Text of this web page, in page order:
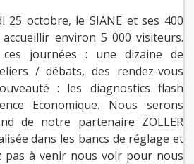
25 octobre, le SIANE et ses 400
environ 5 000 visiteurs.
journées : une dizaine de
/ débats, des rendez-vous
: les diagnostics flash
Economique. Nous serons
de notre partenaire ZOLLER
dans les bancs de réglage et
pas à venir nous voir pour nous